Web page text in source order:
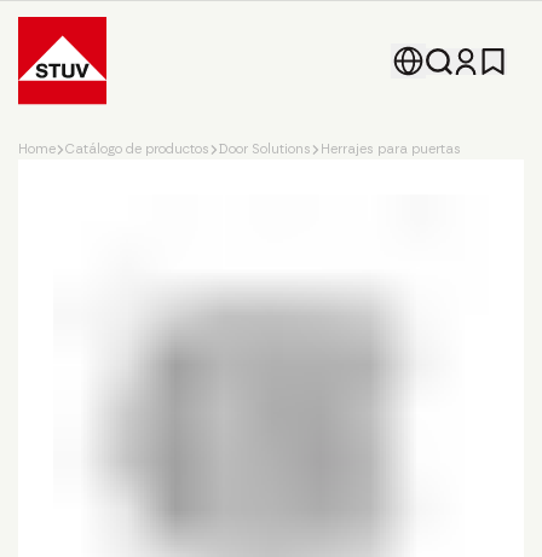
Go To the Homepage
Home Catálogo de productos Door Solutions Herrajes para puertas